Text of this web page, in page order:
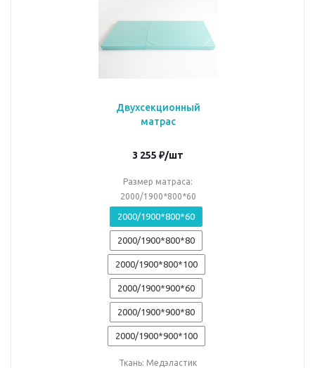
Двухсекционный
матрас
3 255 ₽/шт
Размер матраса:
2000/1900*800*60
2000/1900*800*60
2000/1900*800*80
2000/1900*800*100
2000/1900*900*60
2000/1900*900*80
2000/1900*900*100
Ткань: Медэластик